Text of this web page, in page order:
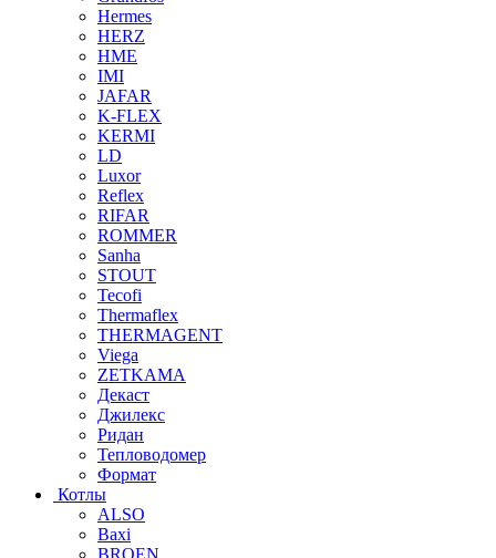
Hermes
HERZ
HME
IMI
JAFAR
K-FLEX
KERMI
LD
Luxor
Reflex
RIFAR
ROMMER
Sanha
STOUT
Tecofi
Thermaflex
THERMAGENT
Viega
ZETKAMA
Декаст
Джилекс
Ридан
Тепловодомер
Формат
Котлы
ALSO
Baxi
BROEN